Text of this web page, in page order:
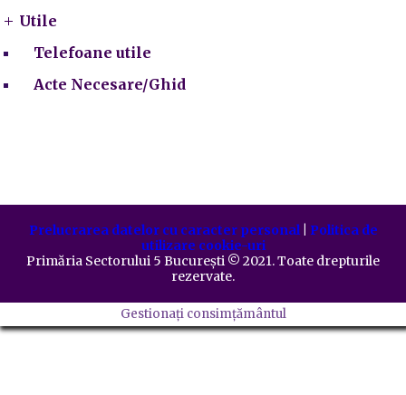
Utile
Telefoane utile
Acte Necesare/Ghid
Prelucrarea datelor cu caracter personal| Politica de
utilizare cookie-uri
Primăria Sectorului 5 București ©️ 2021. Toate drepturile
rezervate.
Gestionați consimțământul